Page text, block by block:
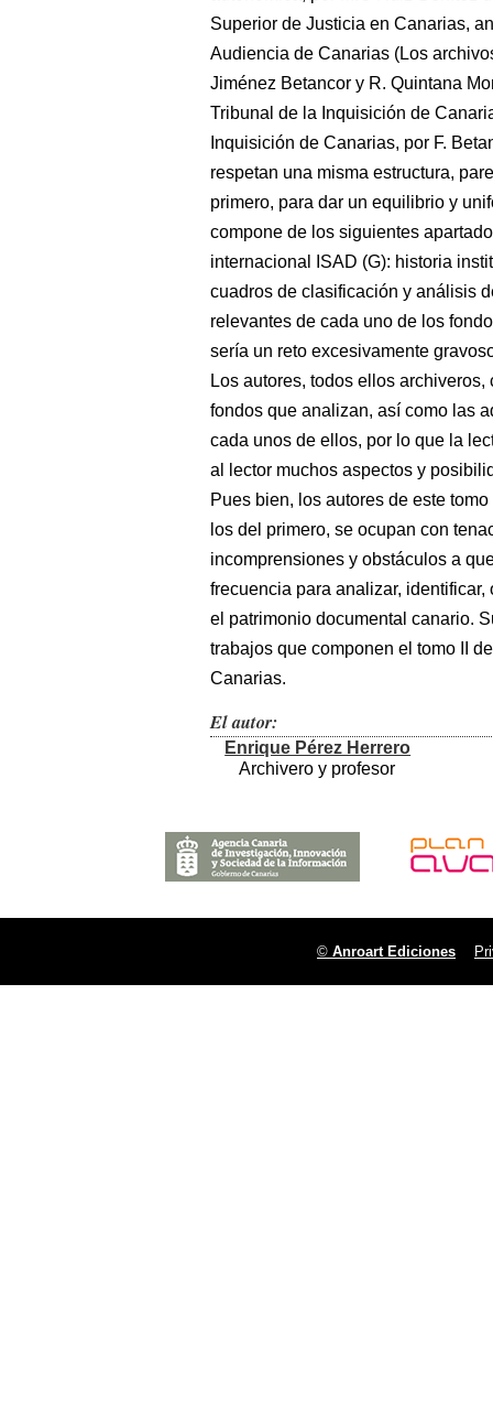
Superior de Justicia en Canarias,
Audiencia de Canarias (Los
Jiménez Betancor y R. Quintana
Tribunal de la Inquisición de
Inquisición de Canarias, por F.
respetan una misma estructura,
primero, para dar un equilibrio y
compone de los siguientes
internacional ISAD (G): historia
cuadros de clasificación y análisis
relevantes de cada uno de los
sería un reto excesivamente
Los autores, todos ellos
fondos que analizan, así como las
cada unos de ellos, por lo que la
al lector muchos aspectos y
Pues bien, los autores de este
los del primero, se ocupan con
incomprensiones y obstáculos a
frecuencia para analizar,
el patrimonio documental canario.
trabajos que componen el tomo II
Canarias.
El autor:
Enrique Pérez Herrero
Archivero y profesor
© Anroart Ediciones